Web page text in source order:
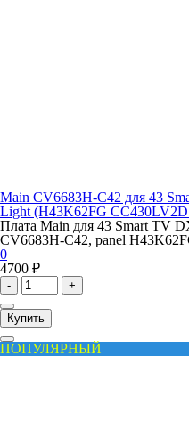
Main CV6683H-C42 для 43
Light (H43K62FG
Плата Main для 43 Smart TV
CV6683H-C42, panel
0
4700 ₽
- +
Купить
ПОПУЛЯРНЫЙ